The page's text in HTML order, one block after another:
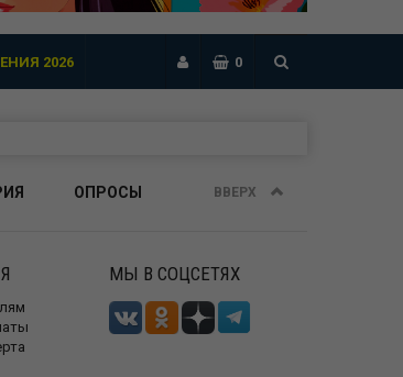
2026 0
ОПРОСЫ ВВЕРХ
МЫ В СОЦСЕТЯХ